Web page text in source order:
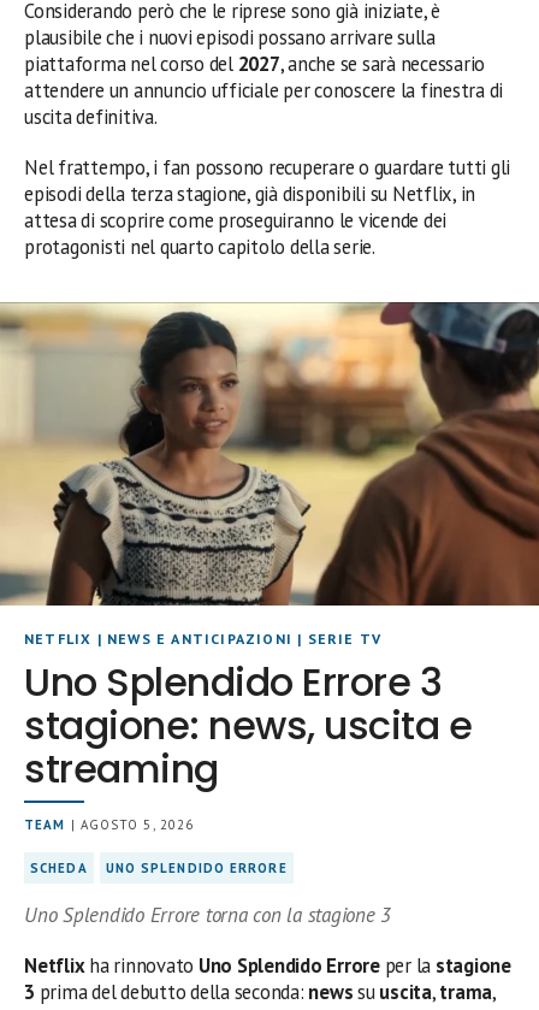
Considerando però che le riprese sono già iniziate, è
plausibile che i nuovi episodi possano arrivare sulla
piattaforma nel corso del 2027, anche se sarà necessario
attendere un annuncio ufficiale per conoscere la finestra di
uscita definitiva.
Nel frattempo, i fan possono recuperare o guardare tutti gli
episodi della terza stagione, già disponibili su Netflix, in
attesa di scoprire come proseguiranno le vicende dei
protagonisti nel quarto capitolo della serie.
NETFLIX | NEWS E ANTICIPAZIONI | SERIE TV
Uno Splendido Errore 3
stagione: news, uscita e
streaming
TEAM | AGOSTO 5, 2026
SCHEDA UNO SPLENDIDO ERRORE
Uno Splendido Errore torna con la stagione 3
Netflixha rinnovato Uno Splendido Erroreper la stagione
3 prima del debutto della seconda: newssuuscita,trama,